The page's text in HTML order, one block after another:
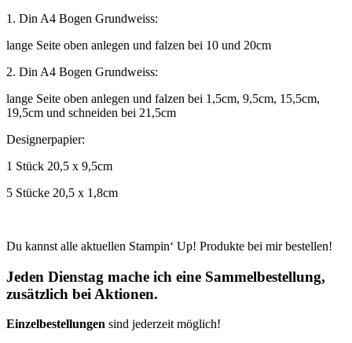
1. Din A4 Bogen Grundweiss:
lange Seite oben anlegen und falzen bei 10 und 20cm
2. Din A4 Bogen Grundweiss:
lange Seite oben anlegen und falzen bei 1,5cm, 9,5cm, 15,5cm,
19,5cm und schneiden bei 21,5cm
Designerpapier:
1 Stück 20,5 x 9,5cm
5 Stücke 20,5 x 1,8cm
Du kannst alle aktuellen Stampin‘ Up! Produkte bei mir bestellen!
Jeden Dienstag mache ich eine Sammelbestellung,
zusätzlich bei Aktionen.
Einzelbestellungen sind jederzeit möglich!